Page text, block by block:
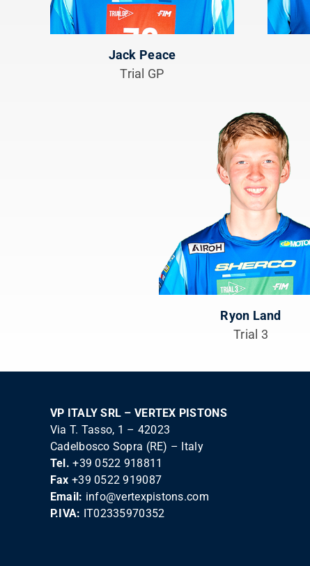
Jack Peace
Trial GP
Ryon Land
Trial 3
VP ITALY SRL – VERTEX PISTONS
Via T. Tasso, 1 – 42023
Cadelbosco Sopra (RE) – Italy
Tel. +39 0522 918811
Fax +39 0522 919087
Email: info@vertexpistons.com
P.IVA: IT02335970352